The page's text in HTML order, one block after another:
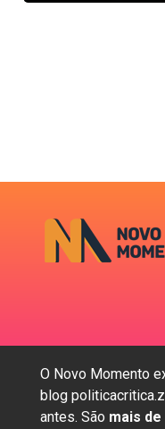
O Novo Momento
blog
antes. São mais de